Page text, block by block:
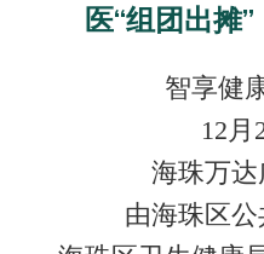
医“组团出摊
智享健
12月
海珠万
由海珠区